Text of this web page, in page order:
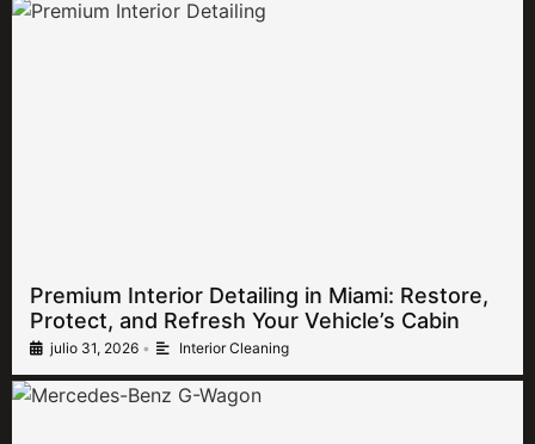
Premium Interior Detailing in Miami: Restore,
Protect, and Refresh Your Vehicle’s Cabin
julio 31, 2026 • Interior Cleaning